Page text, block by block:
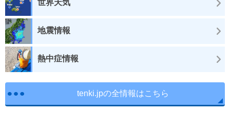
世界天気
地震情報
熱中症情報
tenki.jpの全情報はこちら